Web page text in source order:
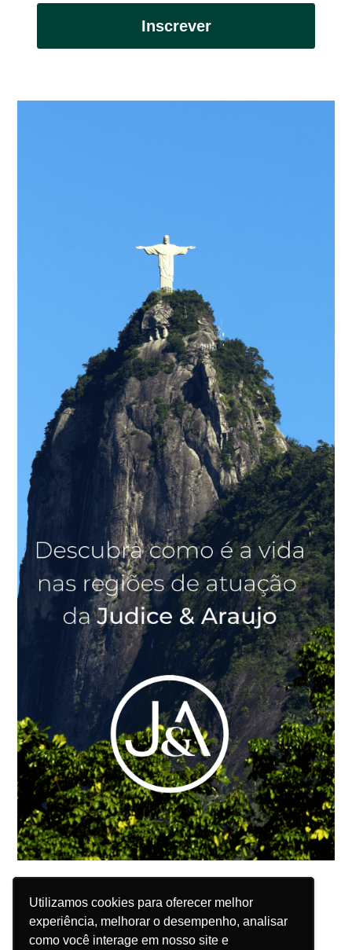
Utilizamos cookies para oferecer melhor
experiência, melhorar o desempenho, analisar
como você interage em nosso site e
Utilizamos cookies para oferecer melhor
experiência, melhorar o desempenho, analisar
como você interage em nosso site e
Inscrever